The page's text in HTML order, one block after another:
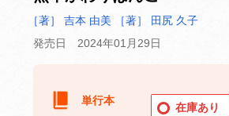
［著］ 吉本 由美
［著］ 田尻 久子
発売日 2024年01月29日
単行本
在庫あり